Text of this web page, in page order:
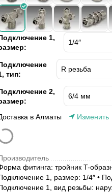
1,
тип:
2,
в Алматы
Изменить
фитинга: тройник T-
1, размер: 1/4″ •
1, вид резьбы: